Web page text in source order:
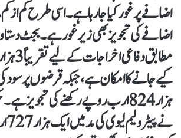
اضافےپر غور کیا جا رہا ہے۔ اسی طرحکم از
اضافےکی تجویز بھی زیر غور ہے۔بجٹ
مطابقدفاعی اخراجات کے لیے تقریباً 3 ہزار ارب روپے
کیے جانے کا امکان ہے، جبکہ
ہزار 824 ارب روپے
رکھنے کی تجویز
نےپیٹرولیم لیوی کی مد میں ایک ہزار 727 ارب روپے